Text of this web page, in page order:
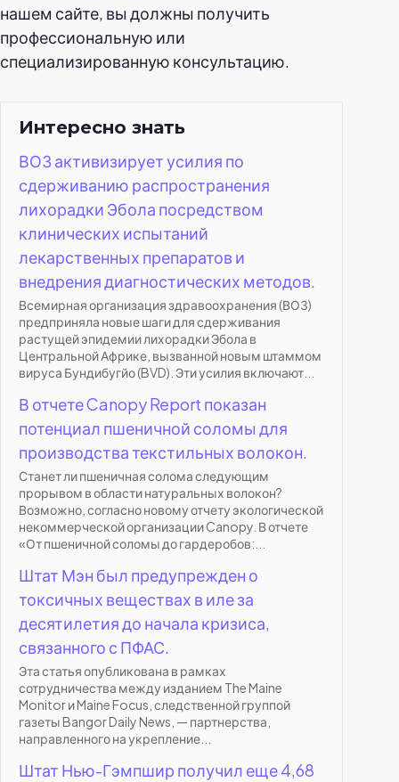
нашем сайте, вы должны получить
профессиональную или
специализированную консультацию.
Интересно знать
ВОЗ активизирует усилия по
сдерживанию распространения
лихорадки Эбола посредством
клинических испытаний
лекарственных препаратов и
внедрения диагностических методов.
Всемирная организация здравоохранения (ВОЗ)
предприняла новые шаги для сдерживания
растущей эпидемии лихорадки Эбола в
Центральной Африке, вызванной новым штаммом
вируса Бундибугйо (BVD). Эти усилия включают...
В отчете Canopy Report показан
потенциал пшеничной соломы для
производства текстильных волокон.
Станет ли пшеничная солома следующим
прорывом в области натуральных волокон?
Возможно, согласно новому отчету экологической
некоммерческой организации Canopy. В отчете
«От пшеничной соломы до гардеробов:...
Штат Мэн был предупрежден о
токсичных веществах в иле за
десятилетия до начала кризиса,
связанного с ПФАС.
Эта статья опубликована в рамках
сотрудничества между изданием The Maine
Monitor и Maine Focus, следственной группой
газеты Bangor Daily News, — партнерства,
направленного на укрепление...
Штат Нью-Гэмпшир получил еще 4,68